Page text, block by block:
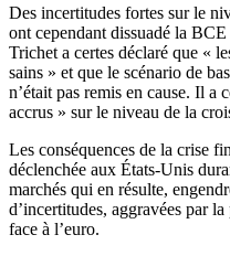
Des incertitudes fortes sur le
ont cependant dissuadé la
Trichet a certes déclaré que «
sains » et que le scénario de
n’était pas remis en cause. Il a
accrus » sur le niveau de la
Les conséquences de la crise
déclenchée aux États-Unis
marchés qui en résulte,
d’incertitudes, aggravées par
face à l’euro.